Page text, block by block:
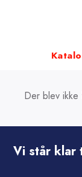
Der blev ikke
Vi står klar